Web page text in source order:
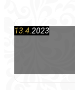
13.4.2023